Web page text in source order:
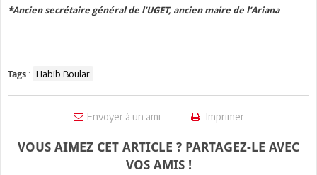
*Ancien secrétaire général de l’UGET, ancien maire de l’Ariana
Tags : Habib Boular
Envoyer à un ami Imprimer
VOUS AIMEZ CET ARTICLE ? PARTAGEZ-LE AVEC
VOS AMIS !